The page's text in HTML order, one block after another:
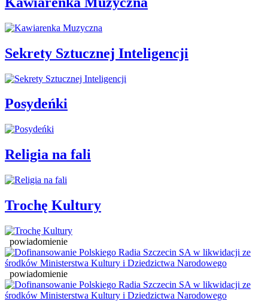
Sekrety Sztucznej Inteligencji
Posydeńki
Religia na fali
Trochę Kultury
powiadomienie
powiadomienie